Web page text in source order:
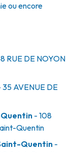
ou encore
RUE DE NOYON
35 AVENUE DE
Quentin - 108
Quentin
Quentin -